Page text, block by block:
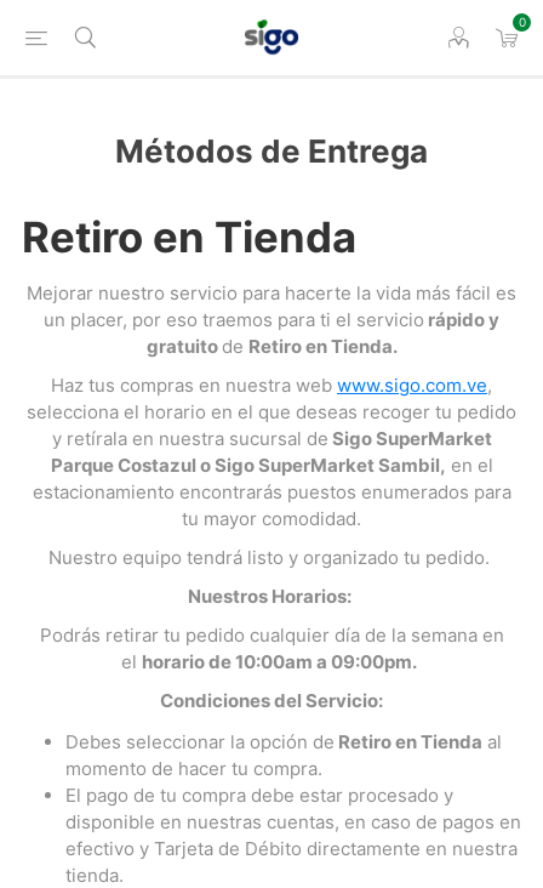
0
Métodos de Entrega
Retiro en Tienda
Mejorar nuestro servicio para hacerte la vida más fácil es
un placer, por eso traemos para ti el servicio rápido y
gratuito de Retiro en Tienda.
Haz tus compras en nuestra web www.sigo.com.ve,
selecciona el horario en el que deseas recoger tu pedido
y retírala en nuestra sucursal de Sigo SuperMarket
Parque Costazul o Sigo SuperMarket Sambil, en el
estacionamiento encontrarás puestos enumerados para
tu mayor comodidad.
Nuestro equipo tendrá listo y organizado tu pedido.
Nuestros Horarios:
Podrás retirar tu pedido cualquier día de la semana en
el horario de 10:00am a 09:00pm.
Condiciones del Servicio:
Debes seleccionar la opción de Retiro en Tienda al
momento de hacer tu compra.
El pago de tu compra debe estar procesado y
disponible en nuestras cuentas, en caso de pagos en
efectivo y Tarjeta de Débito directamente en nuestra
tienda.